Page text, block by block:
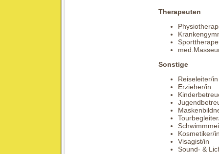
Therapeuten
Sonstige
Reiseleiter/in
Erzieher/in
Kosmetiker/
Visagist/in
Sound- &